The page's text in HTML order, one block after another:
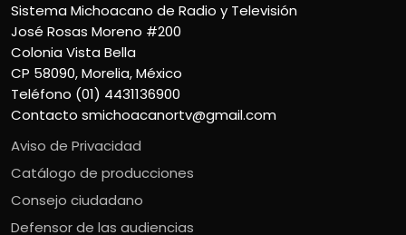
Sistema Michoacano de Radio y Televisión
José Rosas Moreno #200
Colonia Vista Bella
CP 58090, Morelia, México
Teléfono (01) 4431136900
Contacto smichoacanortv@gmail.com
Aviso de Privacidad
Catálogo de producciones
Consejo ciudadano
Defensor de las audiencias